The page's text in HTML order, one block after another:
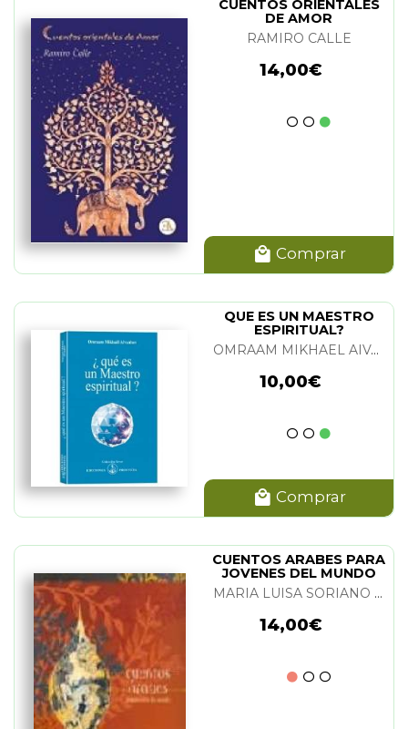
CUENTOS ORIENTALES
DE AMOR
RAMIRO CALLE
14,00€
Comprar
QUE ES UN MAESTRO
ESPIRITUAL?
OMRAAM MIKHAEL AIVANHOV
10,00€
Comprar
CUENTOS ARABES PARA
JOVENES DEL MUNDO
MARIA LUISA SORIANO MARTINS
14,00€